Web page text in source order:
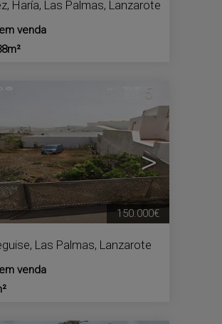
, Haría, Las Palmas, Lanzarote
venda
>
5
, Las Palmas, Lanzarote
venda
150.000€